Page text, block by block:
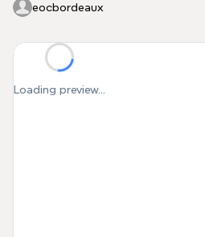
eocbordeaux
Loading preview...